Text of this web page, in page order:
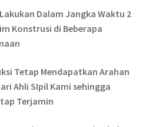
Dalam Jangka Waktu 2
Konstrusi di Beberapa
Tetap Mendapatkan Arahan
Ahli SIpil Kami sehingga
Terjamin